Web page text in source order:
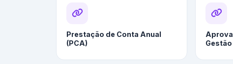
Prestação de Conta Anual
(PCA)
Gestão